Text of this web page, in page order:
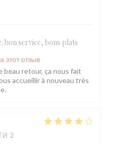
bon service, bons plats
этот отзыв
beau retour, ça nous fait
accueillir à nouveau très
2